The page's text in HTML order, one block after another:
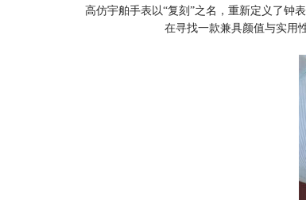
高仿宇舶手表以“复刻”之名，重新定义了钟
在寻找一款兼具颜值与实用